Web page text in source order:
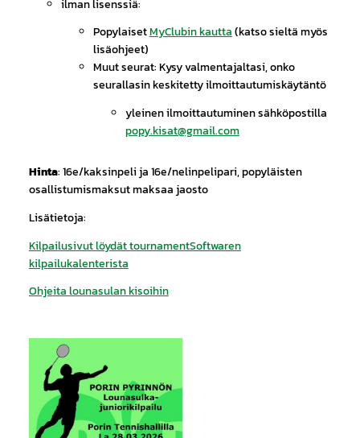
ilman lisenssiä:
PopylaisetMyClubin kautta (katso sieltä myös
lisäohjeet)
Muut seurat: Kysy valmentajaltasi, onko
seurallasin keskitetty ilmoittautumiskäytäntö
yleinen ilmoittautuminen sähköpostilla
popy.kisat@gmail.com
Hinta: 16e/kaksinpeli ja 16e/nelinpelipari, popyläisten
osallistumismaksut maksaa jaosto
Lisätietoja:
Kilpailusivut löydät tournamentSoftwaren
kilpailukalenterista
Ohjeita lounasulan kisoihin